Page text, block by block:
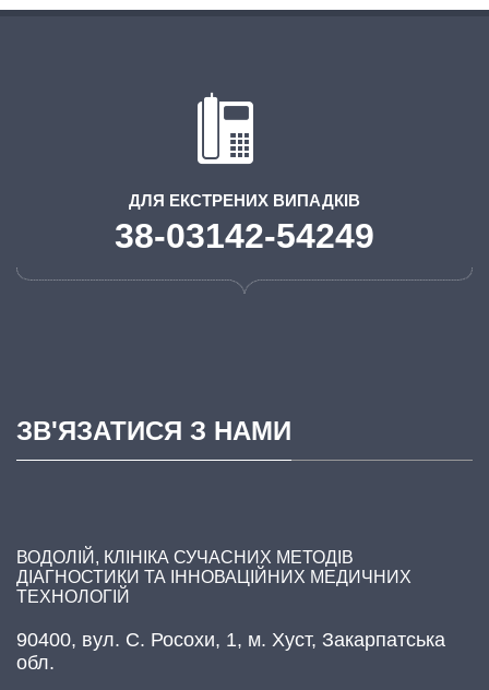
ДЛЯ ЕКСТРЕНИХ ВИПАДКІВ
38-03142-54249
ЗВ'ЯЗАТИСЯ З НАМИ
ВОДОЛІЙ, КЛІНІКА СУЧАСНИХ МЕТОДІВ
ДІАГНОСТИКИ ТА ІННОВАЦІЙНИХ МЕДИЧНИХ
ТЕХНОЛОГІЙ
90400, вул. С. Росохи, 1, м. Хуст, Закарпатська
обл.